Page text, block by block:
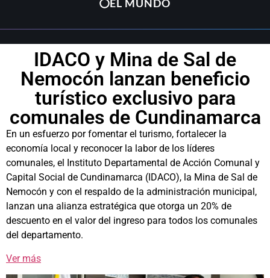
EL MUNDO
IDACO y Mina de Sal de
Nemocón lanzan beneficio
turístico exclusivo para
comunales de Cundinamarca
En un esfuerzo por fomentar el turismo, fortalecer la
economía local y reconocer la labor de los líderes
comunales, el Instituto Departamental de Acción Comunal y
Capital Social de Cundinamarca (IDACO), la Mina de Sal de
Nemocón y con el respaldo de la administración municipal,
lanzan una alianza estratégica que otorga un 20% de
descuento en el valor del ingreso para todos los comunales
del departamento.
Ver más